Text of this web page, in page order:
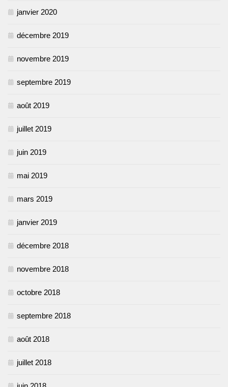
janvier 2020
décembre 2019
novembre 2019
septembre 2019
août 2019
juillet 2019
juin 2019
mai 2019
mars 2019
janvier 2019
décembre 2018
novembre 2018
octobre 2018
septembre 2018
août 2018
juillet 2018